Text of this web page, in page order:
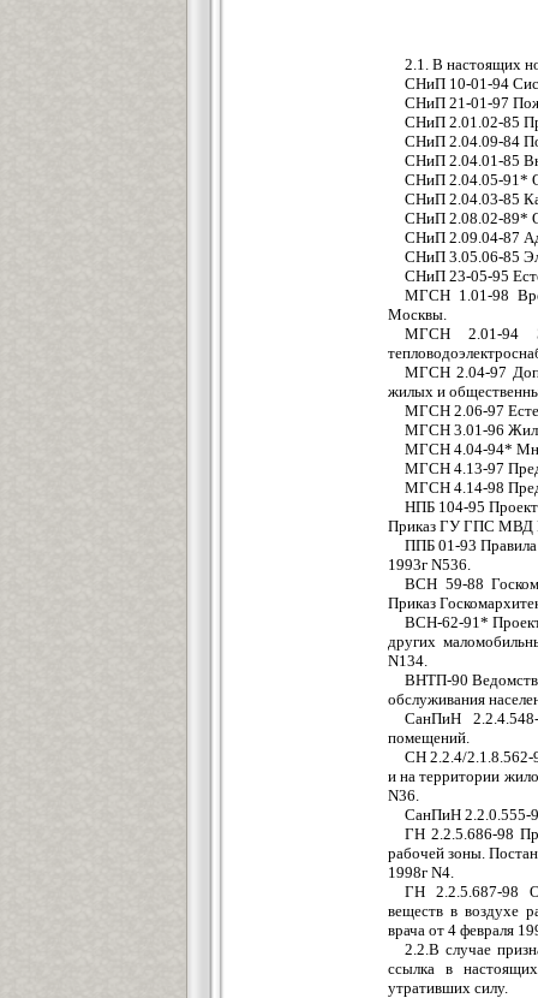
2.1. В настоящих
СНиП 10-01-94
СНиП 21-01-97
СНиП 2.01.02-85
СНиП 2.04.09-84
СНиП 2.04.01-85
СНиП 2.04.05-91*
СНиП 2.04.03-85
СНиП 2.08.02-89*
СНиП 2.09.04-87
СНиП 3.05.06-85
СНиП 23-05-95
МГСН 1.01-98
Москвы.
МГСН 2.01-94
МГСН 2.04-97
жилых и
МГСН 2.06-97
МГСН 3.01-96
МГСН 4.04-94*
МГСН 4.13-97
МГСН 4.14-98
НПБ 104-95
Приказ ГУ ГПС МВД
ППБ 01-93 Правила
1993г N536.
ВСН 59-88
Приказ
ВСН-62-91*
других
N134.
ВНТП-90
обслуживания
СанПиН
помещений.
СН 2.2.4/2.1.8.562-
и на территории
N36.
СанПиН 2.2.0.555-
ГН 2.2.5.686-98
рабочей зоны.
1998г N4.
ГН 2.2.5.687-98
веществ в воздухе
врача от 4 февраля
2.2.В случае
ссылка в
утративших силу.